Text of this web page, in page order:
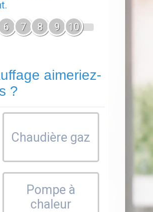
6 7 8 9 10
aimeriez-
?
Chaudière gaz
Pompe à
chaleur